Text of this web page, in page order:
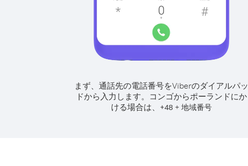
まず、通話先の電話番号をViberのダイアルパッ
ドから入力します。 コンゴからポーランドにか
ける場合は、 +48 + 地域番号